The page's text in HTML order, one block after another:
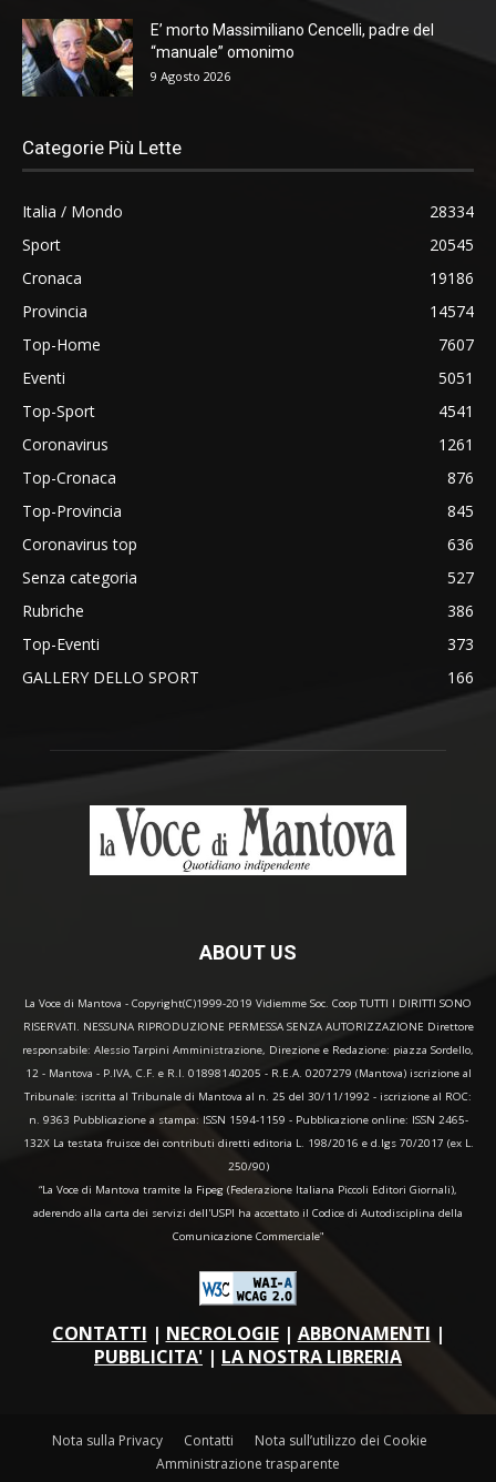
E’ morto Massimiliano Cencelli, padre del
“manuale” omonimo
9 Agosto 2026
Categorie Più Lette
Italia / Mondo
28334
Sport
20545
Cronaca
19186
Provincia
14574
Top-Home
7607
Eventi
5051
Top-Sport
4541
Coronavirus
1261
Top-Cronaca
876
Top-Provincia
845
Coronavirus top
636
Senza categoria
527
Rubriche
386
Top-Eventi
373
GALLERY DELLO SPORT
166
ABOUT US
La Voce di Mantova - Copyright(C)1999-2019 Vidiemme Soc. Coop TUTTI I DIRITTI SONO
RISERVATI. NESSUNA RIPRODUZIONE PERMESSA SENZA AUTORIZZAZIONE Direttore
responsabile: Alessio Tarpini Amministrazione, Direzione e Redazione: piazza Sordello,
12 - Mantova - P.IVA, C.F. e R.I. 01898140205 - R.E.A. 0207279 (Mantova) iscrizione al
Tribunale: iscritta al Tribunale di Mantova al n. 25 del 30/11/1992 - iscrizione al ROC:
n. 9363 Pubblicazione a stampa: ISSN 1594-1159 - Pubblicazione online: ISSN 2465-
132X La testata fruisce dei contributi diretti editoria L. 198/2016 e d.lgs 70/2017 (ex L.
250/90)
“La Voce di Mantova tramite la Fipeg (Federazione Italiana Piccoli Editori Giornali),
aderendo alla carta dei servizi dell'USPI ha accettato il Codice di Autodisciplina della
Comunicazione Commerciale"
CONTATTI | NECROLOGIE| ABBONAMENTI |
PUBBLICITA' | LA NOSTRA LIBRERIA
Nota sulla Privacy Contatti
Nota sull’utilizzo dei Cookie
Amministrazione trasparente